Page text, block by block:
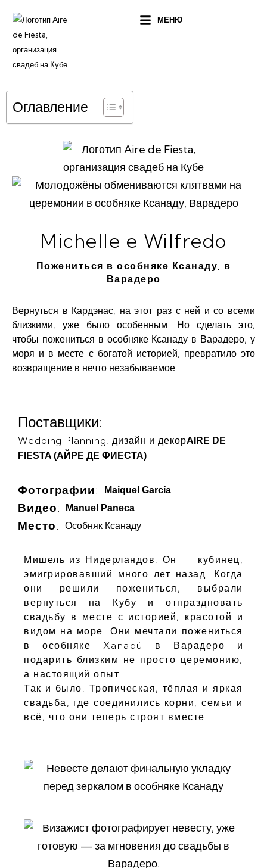
содержимому
МЕНЮ
Оглавление
Michelle e Wilfredo
Пожениться в особняке Ксанаду, в
Варадеро
Вернуться в Кардэнас, на этот раз с ней и со всеми
близкими, уже было особенным. Но сделать это,
чтобы пожениться в особняке Ксанаду в Варадеро, у
моря и в месте с богатой историей, превратило это
возвращение в нечто незабываемое.
Поставщики:
Wedding Planning, дизайн и декорAIRE DE
FIESTA (АЙРЕ ДЕ ФИЕСТА)
Фотографии: Maiquel García
Видео: Manuel Paneca
Место: Особняк Ксанаду
Мишель из Нидерландов. Он — кубинец,
эмигрировавший много лет назад. Когда
они решили пожениться, выбрали
вернуться на Кубу и отпраздновать
свадьбу в месте с историей, красотой и
видом на море. Они мечтали пожениться
в особняке Xanadú в Варадеро и
подарить близким не просто церемонию,
а настоящий опыт.
Так и было. Тропическая, тёплая и яркая
свадьба, где соединились корни, семьи и
всё, что они теперь строят вместе.